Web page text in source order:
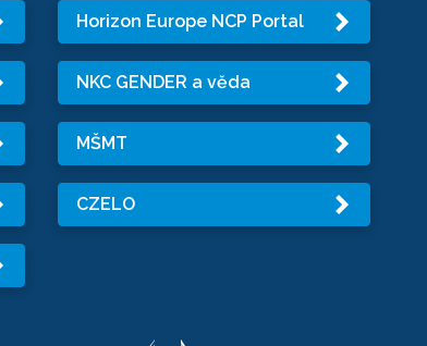
Horizon Europe NCP Portal
NKC GENDER a věda
MŠMT
CZELO